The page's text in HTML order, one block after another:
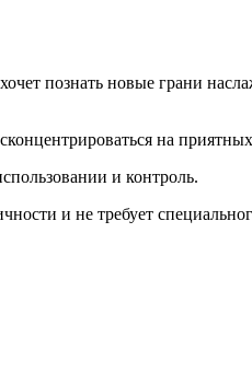
познать новые грани
на
и контроль.
и не требует